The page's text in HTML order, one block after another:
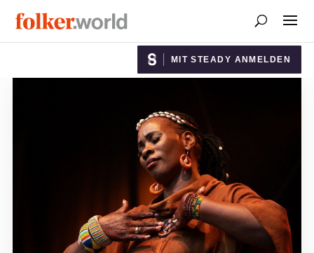
MIT STEADY ANMELDEN